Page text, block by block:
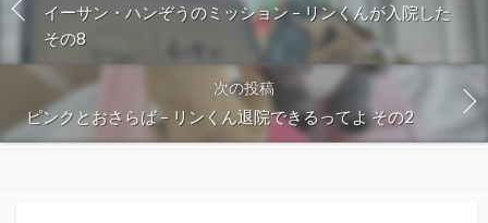
イーサン・ハンぞうのミッション – リンくんが入院した
その8
次の投稿
ピンクとおさらば – リンくん退院できるってよ その2